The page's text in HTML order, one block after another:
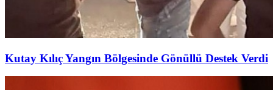
Kutay Kılıç Yangın Bölgesinde Gönüllü Destek Verdi